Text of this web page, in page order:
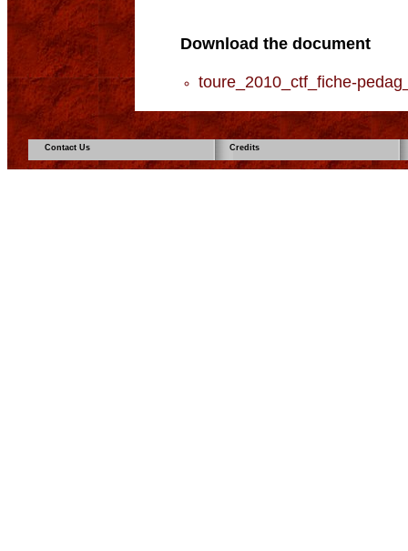
Download the document
toure_2010_ctf_fiche-
Contact Us Credits